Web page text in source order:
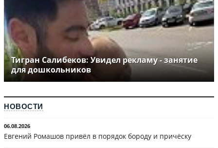
Тигран Салибеков: Увидел рекламу - занятие
для дошкольников
НОВОСТИ
06.08.2026
Евгений Ромашов привёл в порядок бороду и причёску